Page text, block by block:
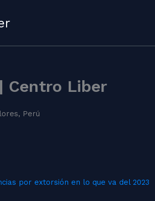
Centro Liber
Perú
por extorsión en lo que va del 2023